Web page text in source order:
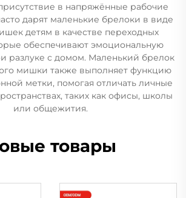
в напряжённые рабочие
дарят маленькие брелоки в виде
детям в качестве переходных
обеспечивают эмоциональную
разлуке с домом. Маленький брелок
мишки также выполняет функцию
метки, помогая отличать личные
таких как офисы, школы
или общежития.
товары